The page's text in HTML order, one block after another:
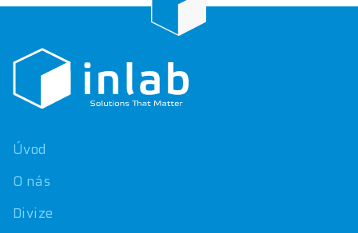
Z
Úvod
O nás
Divize